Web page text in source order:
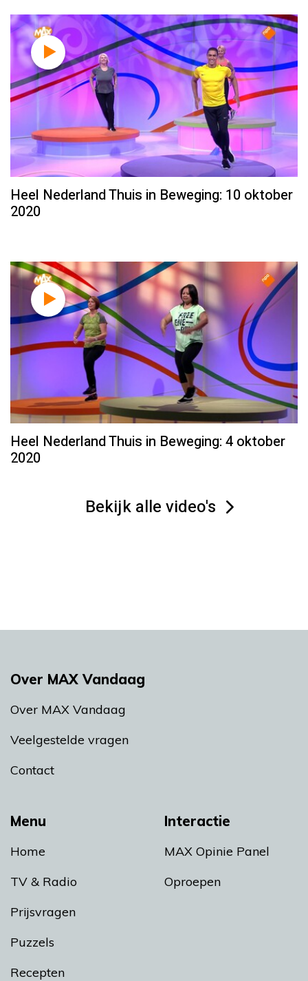
Heel Nederland Thuis in Beweging: 10 oktober
2020
Heel Nederland Thuis in Beweging: 4 oktober
2020
Bekijk alle video's
Menu
Home
TV & Radio
Prijsvragen
Puzzels
Recepten
Interactie
MAX Opinie Panel
Oproepen
Over MAX Vandaag
Over MAX Vandaag
Veelgestelde vragen
Contact